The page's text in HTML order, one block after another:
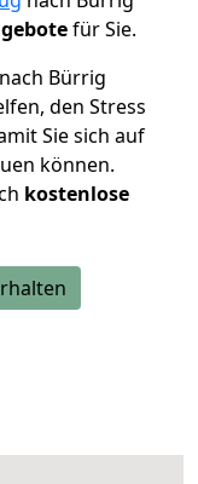
für Sie.
Bürrig
den Stress
Sie sich auf
können.
kostenlose